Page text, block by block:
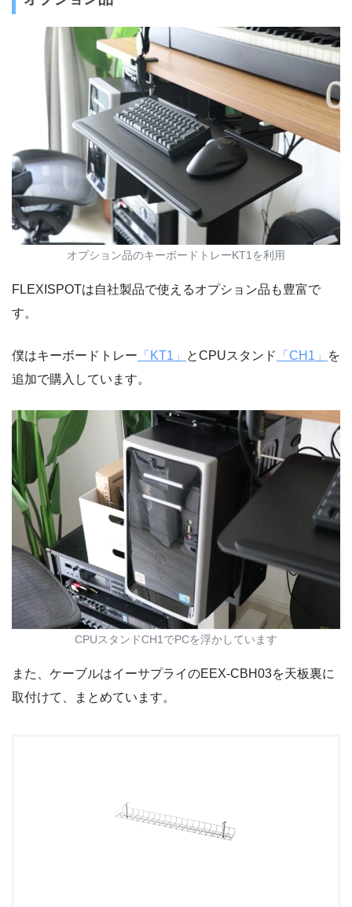
オプション品のキーボードトレーKT1を利用
FLEXISPOTは自社製品で使えるオプション品も豊富で
す。
僕はキーボードトレー 「KT1」 とCPUスタンド 「CH1」
を
追加で購入しています。
CPUスタンドCH1でPCを浮かしています
また、ケーブルはイーサプライのEEX-CBH03を天板裏に
取付けて、まとめています。